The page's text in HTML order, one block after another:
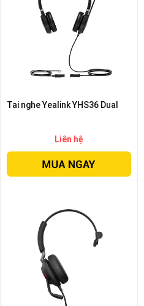
Tai nghe Yealink YHS36 Dual
Liên hệ